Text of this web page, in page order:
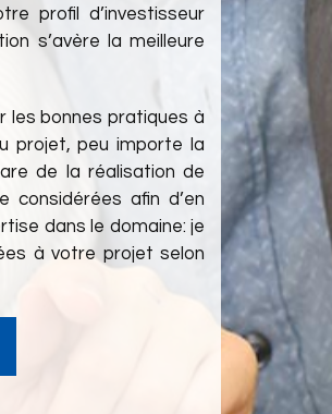
profil d’investisseur
s’avère la meilleure
les bonnes pratiques à
projet, peu importe la
de la réalisation de
considérées afin d’en
dans le domaine: je
à votre projet selon